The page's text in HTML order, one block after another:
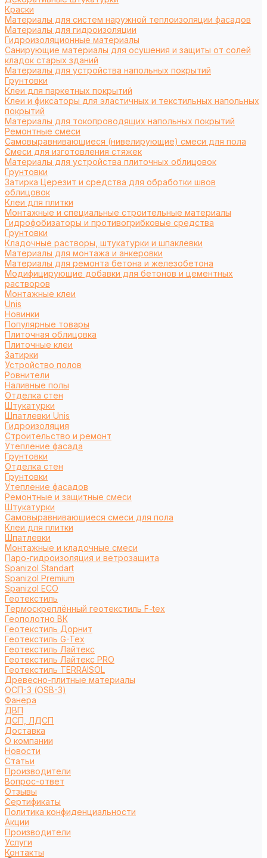
Краски
Материалы для систем наружной теплоизоляции фасадов
Материалы для гидроизоляции
Гидроизоляционные материалы
Санирующие материалы для осушения и защиты от солей
кладок старых зданий
Материалы для устройства напольных покрытий
Грунтовки
Клеи для паркетных покрытий
Клеи и фиксаторы для эластичных и текстильных напольных
покрытий
Материалы для токопроводящих напольных покрытий
Ремонтные смеси
Самовыравнивающиеся (нивелирующие) смеси для пола
Смеси для изготовления стяжек
Материалы для устройства плиточных облицовок
Грунтовки
Затирка Церезит и средства для обработки швов
облицовок
Клеи для плитки
Монтажные и специальные строительные материалы
Гидрофобизаторы и противогрибковые средства
Грунтовки
Кладочные растворы, штукатурки и шпаклевки
Материалы для монтажа и анкеровки
Материалы для ремонта бетона и железобетона
Модифицирующие добавки для бетонов и цементных
растворов
Монтажные клеи
Unis
Новинки
Популярные товары
Плиточная облицовка
Плиточные клеи
Затирки
Устройство полов
Ровнители
Наливные полы
Отделка стен
Штукатурки
Шпатлевки Unis
Гидроизоляция
Строительство и ремонт
Утепление фасада
Грунтовки
Отделка стен
Грунтовки
Утепление фасадов
Ремонтные и защитные смеси
Штукатурки
Самовыравнивающиеся смеси для пола
Клеи для плитки
Шпатлевки
Монтажные и кладочные смеси
Паро-гидроизоляция и ветрозащита
Spanizol Standart
Spanizol Premium
Spanizol ECO
Геотекстиль
Термоскреплённый геотекстиль F-tex
Геополотно ВК
Геотекстиль Дорнит
Геотекстиль G-Tex
Геотекстиль Лайтекс
Геотекстиль Лайтекс PRO
Геотекстиль TERRAISOL
Древесно-плитные материалы
ОСП-3 (OSB-3)
Фанера
ДВП
ДСП, ЛДСП
Доставка
О компании
Новости
Статьи
Производители
Вопрос-ответ
Отзывы
Сертификаты
Политика конфиденциальности
Акции
Производители
Услуги
Контакты